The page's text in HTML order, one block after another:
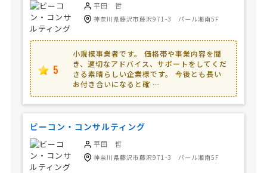
平田 哲
神奈川県藤沢市藤沢971-3 パール湘南5F
5
小規模事業者です。 価格帯や事業内容を聞
き、適切なアドバイス、サポートをしてくだ
さる素晴らしい企業様です。 今後とも長い
お付き合いになると確 …
ビーコン・コンサルティング
平田 哲
神奈川県藤沢市藤沢971-3 パール湘南5F